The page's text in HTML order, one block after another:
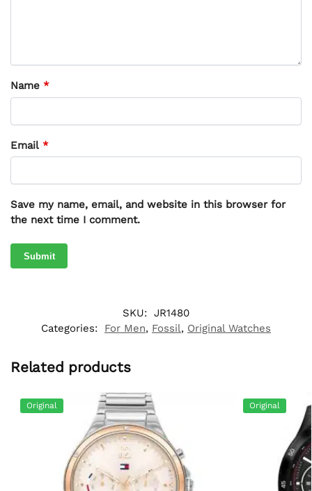
Name *
Email *
Save my name, email, and website in this browser for
the next time I comment.
SKU: JR1480
Categories:
For Men, Fossil, Original Watches
Related products
Original Original